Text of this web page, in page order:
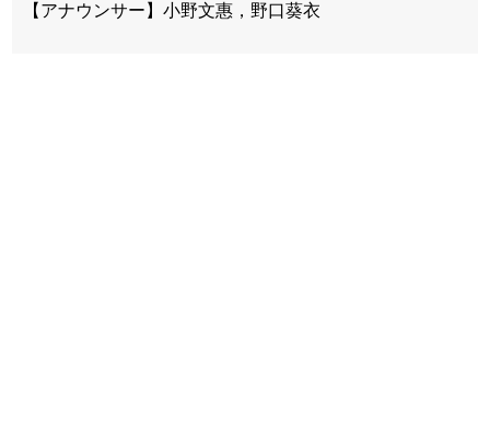
【アナウンサー】小野文惠，野口葵衣